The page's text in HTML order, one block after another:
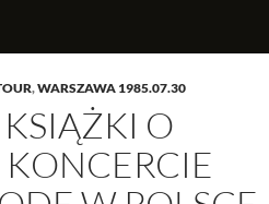
,WARSZAWA 1985.07.30
O